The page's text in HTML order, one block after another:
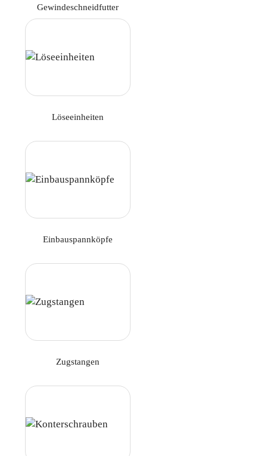
Gewindeschneidfutter
Löseeinheiten
Einbauspannköpfe
Zugstangen